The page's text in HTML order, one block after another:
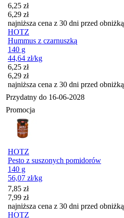
Cena promocyjna
6,25 zł
6,29 zł
najniższa cena z 30 dni przed obniżką
HOTZ
Hummus z czarnuszką
140 g
44,64 zł/kg
Cena promocyjna
6,25 zł
6,29 zł
najniższa cena z 30 dni przed obniżką
Przydatny do 16-06-2028
Promocja
HOTZ
Pesto z suszonych pomidorów
140 g
56,07 zł/kg
Cena promocyjna
7,85 zł
7,99 zł
najniższa cena z 30 dni przed obniżką
HOTZ